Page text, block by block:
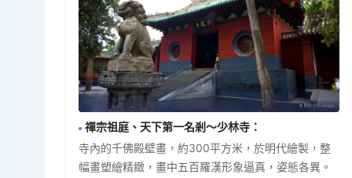
禪宗祖庭、天下第一名剎～少林寺 ：
寺內的千佛殿壁畫，約300平方米，於明代繪製，整
幅畫塑繪精緻，畫中五百羅漢形象逼真，姿態各異。